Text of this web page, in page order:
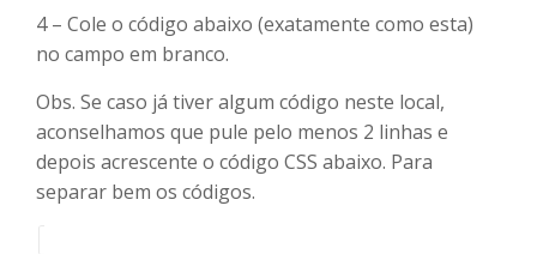
4 – Cole o código abaixo (exatamente como esta)
no campo em branco.
Obs. Se caso já tiver algum código neste local,
aconselhamos que pule pelo menos 2 linhas e
depois acrescente o código CSS abaixo. Para
separar bem os códigos.